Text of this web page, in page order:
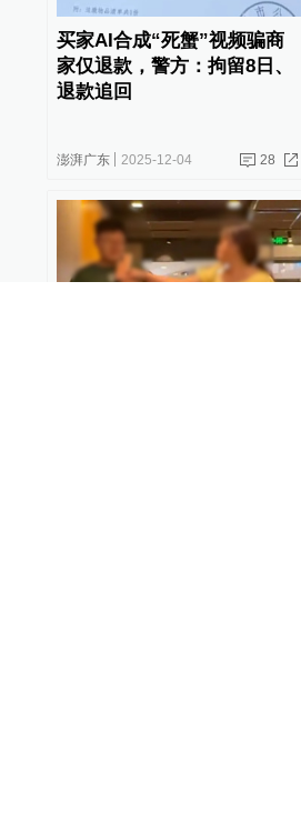
买家AI合成“死蟹”视频骗商
家仅退款，警方：拘留8日、
退款追回
澎湃广东 2025-12-04 28